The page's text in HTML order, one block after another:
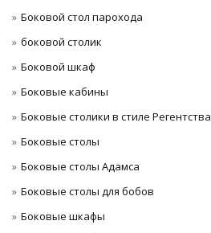
Боковой стол парохода
боковой столик
Боковой шкаф
Боковые кабины
Боковые столики в стиле Регентства
Боковые столы
Боковые столы Адамса
Боковые столы для бобов
Боковые шкафы